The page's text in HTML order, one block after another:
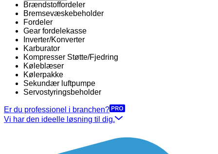
Brændstoffordeler
Bremsevæskebeholder
Fordeler
Gear fordelekasse
Inverter/Konverter
Karburator
Kompresser Støtte/Fjedring
Køleblæser
Kølerpakke
Sekundær luftpumpe
Servostyringsbeholder
Er du professionel i branchen?
Vi har den ideelle løsning til dig.